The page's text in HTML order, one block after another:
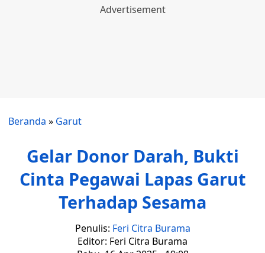
Beranda » Garut
Gelar Donor Darah, Bukti
Cinta Pegawai Lapas Garut
Terhadap Sesama
Penulis: Feri Citra Burama
Editor: Feri Citra Burama